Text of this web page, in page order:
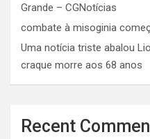
Grande – CGNotícias
combate à misoginia
Uma notícia triste abalou
craque morre aos 68 anos
Recent